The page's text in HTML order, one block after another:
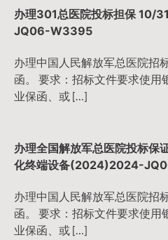
办理301总医院投标担保 10/
JQ06-W3395
办理中国人民解放军总医院招
函。 要求：招标文件要求使用
业保函、或 […]
办理全国解放军总医院投标
化终端设备(2024)2024-
办理中国人民解放军总医院招
函。 要求：招标文件要求使用
业保函、或 […]